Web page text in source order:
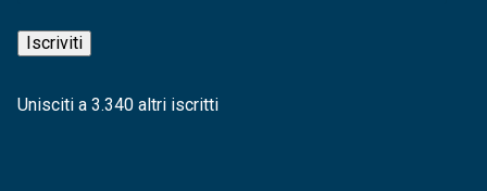
mail
Iscriviti
Unisciti a 3.340 altri iscritti